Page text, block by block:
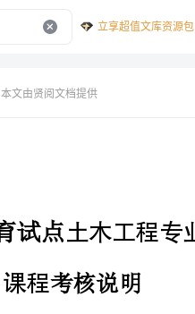
立享超值文库资源包
本文由贤阅文档提供
《桥梁工程》是中央广播电视大学土木工程专业（专升本）道路桥梁方向的重要的专业课。本课